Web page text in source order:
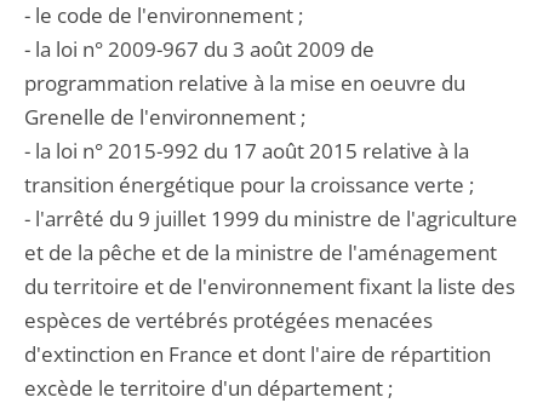
- le code de l'environnement ;
- la loi n° 2009-967 du 3 août 2009 de
programmation relative à la mise en oeuvre du
Grenelle de l'environnement ;
- la loi n° 2015-992 du 17 août 2015 relative à la
transition énergétique pour la croissance verte ;
- l'arrêté du 9 juillet 1999 du ministre de l'agriculture
et de la pêche et de la ministre de l'aménagement
du territoire et de l'environnement fixant la liste des
espèces de vertébrés protégées menacées
d'extinction en France et dont l'aire de répartition
excède le territoire d'un département ;